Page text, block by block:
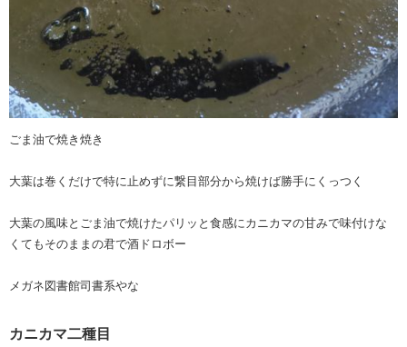
ごま油で焼き焼き
大葉は巻くだけで特に止めずに繋目部分から焼けば勝手にくっつく
大葉の風味とごま油で焼けたパリッと食感にカニカマの甘みで味付けな
くてもそのままの君で酒ドロボー
メガネ図書館司書系やな
カニカマ二種目